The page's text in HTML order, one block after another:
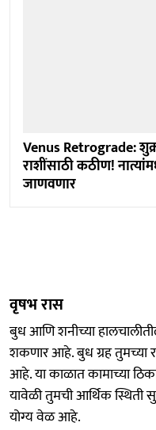
Venus Retrograde:
राशींसाठी कठीण!
जाणवणार
वृषभ रास
बुध आणि शनीच्या
शकणार आहे. बुध ग्रह तुमच्या
आहे. या काळात कामाच्या
यावेळी तुमची आर्थिक
योग्य वेळ आहे.